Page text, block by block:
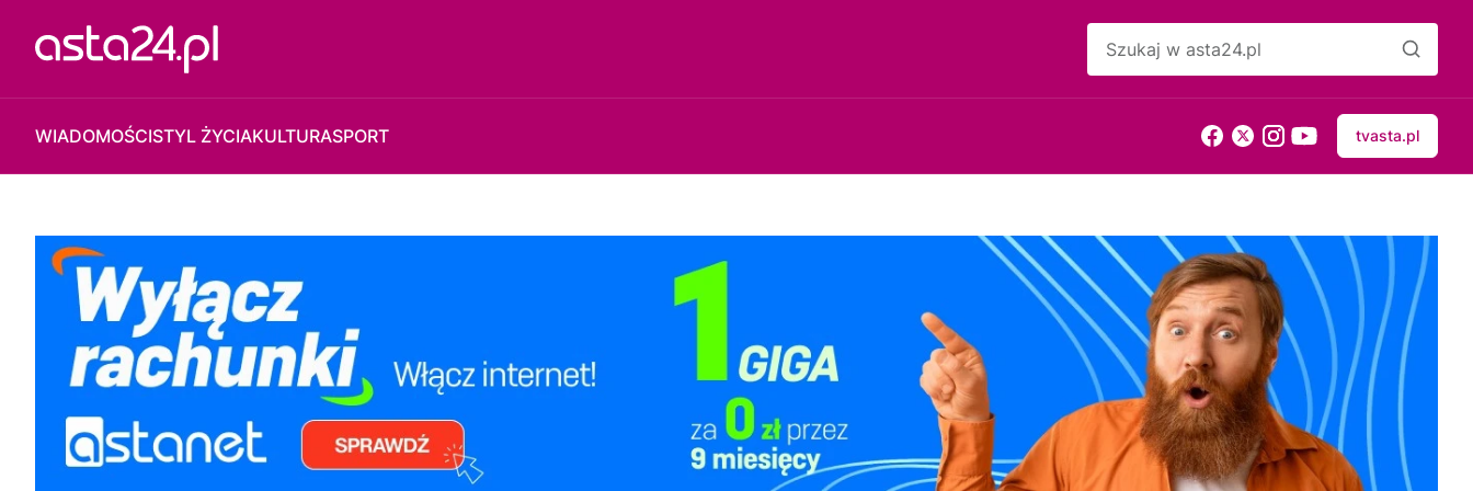
WIADOMOŚCISTYL ŻYCIAKULTURASPORT tvasta.pl